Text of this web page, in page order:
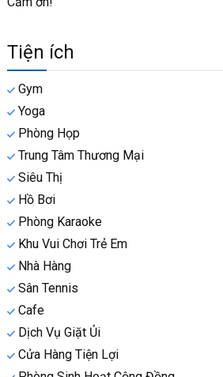
Tiện ích
Gym
Yoga
Phòng Họp
Trung Tâm Thương Mại
Siêu Thị
Hồ Bơi
Phòng Karaoke
Khu Vui Chơi Trẻ Em
Nhà Hàng
Sân Tennis
Cafe
Dịch Vụ Giặt Ủi
Cửa Hàng Tiện Lợi